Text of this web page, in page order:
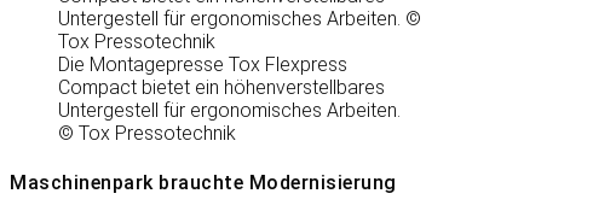
Die Montagepresse Tox Flexpress
Compact bietet ein höhenverstellbares
Untergestell für ergonomisches Arbeiten.
© Tox Pressotechnik
Maschinenpark brauchte Modernisierung